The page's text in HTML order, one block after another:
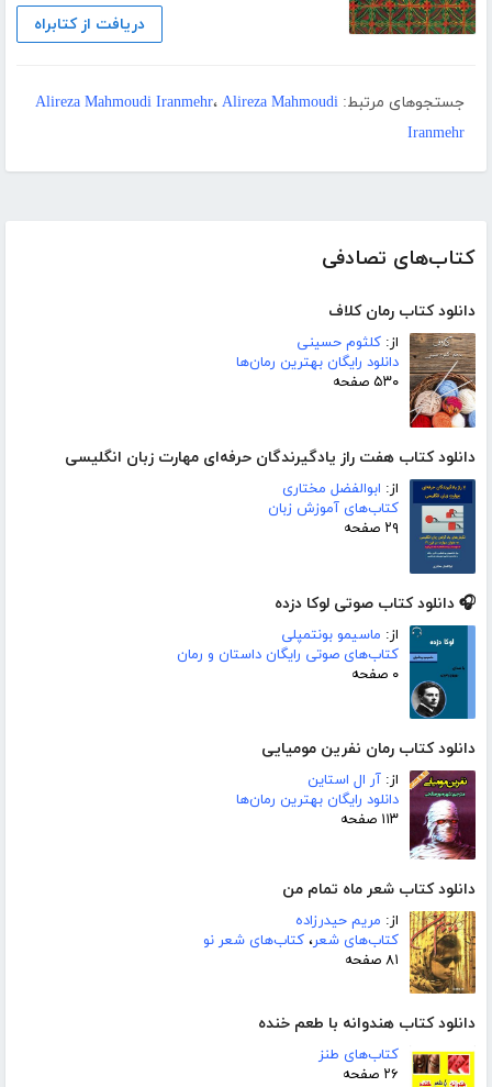
کتاب‌های تصادفی
دانلود کتاب رمان کلاف
از: کلثوم حسینی
دانلود رایگان بهترین رمان‌ها
۵۳۰ صفحه
دانلود کتاب هفت راز یادگیرندگان حرفه‌ای مهارت زبان انگلیسی
از: ابوالفضل مختاری
کتاب‌های آموزش زبان
۲۹ صفحه
🎧 دانلود کتاب صوتی لوکا دزده
از: ماسیمو بونتمپلی
کتاب‌های صوتی رایگان داستان و رمان
۰ صفحه
دانلود کتاب رمان نفرین مومیایی
از: آر ال استاین
دانلود رایگان بهترین رمان‌ها
۱۱۳ صفحه
دانلود کتاب شعر ماه تمام من
از: مریم حیدرزاده
کتاب‌های شعر، کتاب‌های شعر نو
۸۱ صفحه
دانلود کتاب هندوانه با طعم خنده
کتاب‌های طنز
۲۶ صفحه
دریافت از کتابراه
جستجوهای مرتبط: Alireza Mahmoudi Iranmehr، Alireza Mahmoudi
Iranmehr